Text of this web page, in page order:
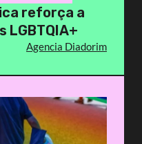
reforça a
LGBTQIA+
Agencia Diadorim